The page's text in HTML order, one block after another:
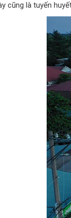
cũng là tuyến